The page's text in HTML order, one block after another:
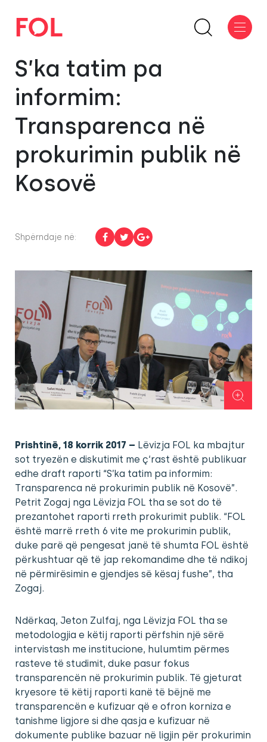
S’ka tatim pa
informim:
Transparenca në
prokurimin publik në
Kosovë
Shpërndaje në:
Prishtinë, 18 korrik 2017 – Lëvizja FOL ka mbajtur
sot tryezën e diskutimit me ç‘rast është publikuar
edhe draft raporti “S’ka tatim pa informim:
Transparenca në prokurimin publik në Kosovë”.
Petrit Zogaj nga Lëvizja FOL tha se sot do të
prezantohet raporti rreth prokurimit publik. “FOL
është marrë rreth 6 vite me prokurimin publik,
duke parë që pengesat janë të shumta FOL është
përkushtuar që të jap rekomandime dhe të ndikoj
në përmirësimin e gjendjes së kësaj fushe”, tha
Zogaj.
Ndërkaq, Jeton Zulfaj, nga Lëvizja FOL tha se
metodologjia e këtij raporti përfshin një sërë
intervistash me institucione, hulumtim përmes
rasteve të studimit, duke pasur fokus
transparencën në prokurimin publik. Të gjeturat
kryesore të këtij raporti kanë të bëjnë me
transparencën e kufizuar që e ofron korniza e
tanishme ligjore si dhe qasja e kufizuar në
dokumente publike bazuar në ligjin për prokurimin